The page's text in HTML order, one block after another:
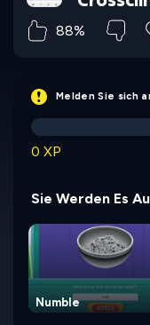
88%
Melden Sie sich
0 XP
Sie Werden Es
Numble